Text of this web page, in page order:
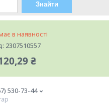
Знайти
в наявності
2307510557
₴
530-73-44